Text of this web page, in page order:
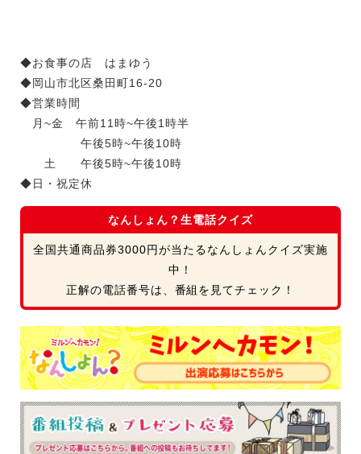
◆お食事の店 はまゆう
◆岡山市北区桑田町16-20
◆営業時間
月~金 午前11時~午後1時半
午後5時~午後10時
土 午後5時~午後10時
◆日・祝定休
なんしょん？生電話クイズ
全国共通商品券3000円が当たるなんしょんクイズ実施
中！
正解の電話番号は、番組を見てチェック！